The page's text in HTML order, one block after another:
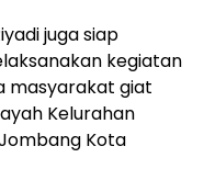
juga siap
kegiatan
masyarakat giat
Kelurahan
Kota